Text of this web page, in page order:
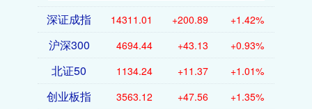
深证成指 14311.01 +200.89 +1.42%
沪深300 4694.44 +43.13 +0.93%
北证50 1134.24 +11.37 +1.01%
创业板指 3563.12 +47.56 +1.35%